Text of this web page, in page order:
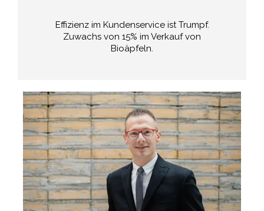
Effizienz im Kundenservice ist Trumpf.
Zuwachs von 15% im Verkauf von
Bioäpfeln.